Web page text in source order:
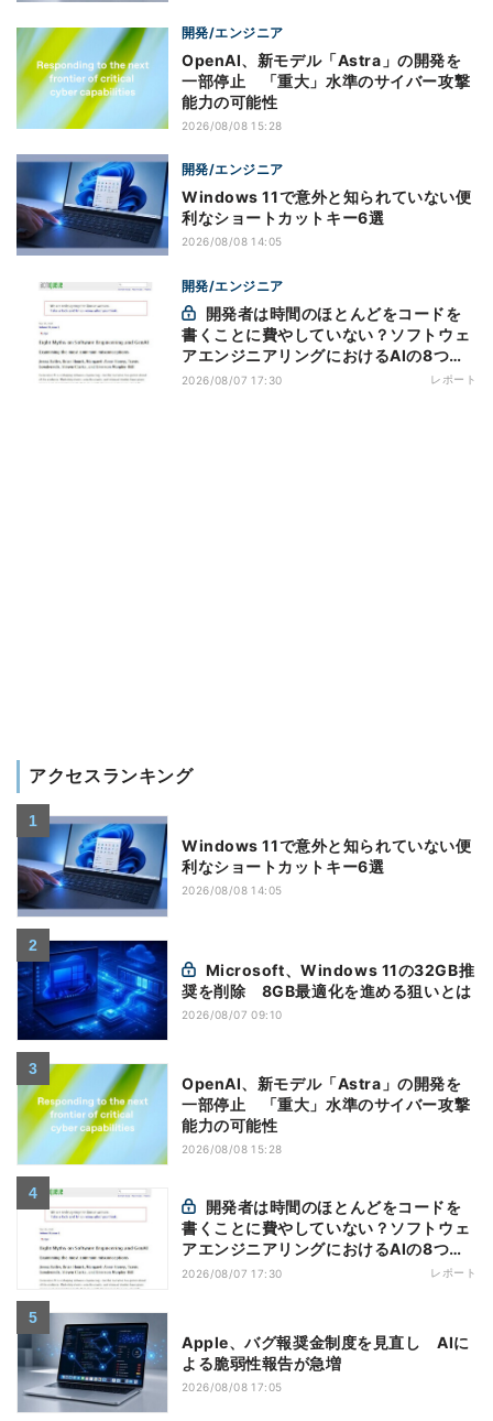
開発/エンジニア
OpenAI、新モデル「Astra」の開発を
一部停止 「重大」水準のサイバー攻撃
能力の可能性
2026/08/08 15:28
開発/エンジニア
Windows 11で意外と知られていない便
利なショートカットキー6選
2026/08/08 14:05
開発/エンジニア
書くことに費やしていない？ソフトウェ
アエンジニアリングにおけるAIの8つの
神話への賛否
2026/08/07 17:30 レポート
アクセスランキング
Windows 11で意外と知られていない便
利なショートカットキー6選
2026/08/08 14:05
奨を削除 8GB最適化を進める狙いとは
2026/08/07 09:10
OpenAI、新モデル「Astra」の開発を
一部停止 「重大」水準のサイバー攻撃
能力の可能性
2026/08/08 15:28
書くことに費やしていない？ソフトウェ
アエンジニアリングにおけるAIの8つの
神話への賛否
2026/08/07 17:30 レポート
Apple、バグ報奨金制度を見直し AIに
よる脆弱性報告が急増
2026/08/08 17:05